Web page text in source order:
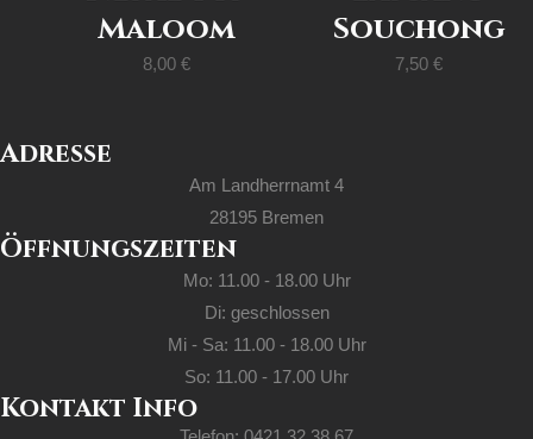
Maloom
8,00 €
Souchong
7,50 €
Adresse
Am Landherrnamt 4
28195 Bremen
Öffnungszeiten
Mo: 11.00 - 18.00 Uhr
Di: geschlossen
Mi - Sa: 11.00 - 18.00 Uhr
So: 11.00 - 17.00 Uhr
Kontakt Info